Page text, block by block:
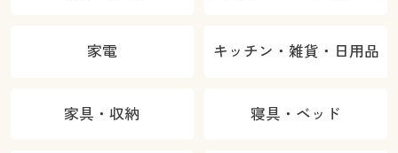
家電 キッチン・雑貨・日用品
家具・収納 寝具・ベッド